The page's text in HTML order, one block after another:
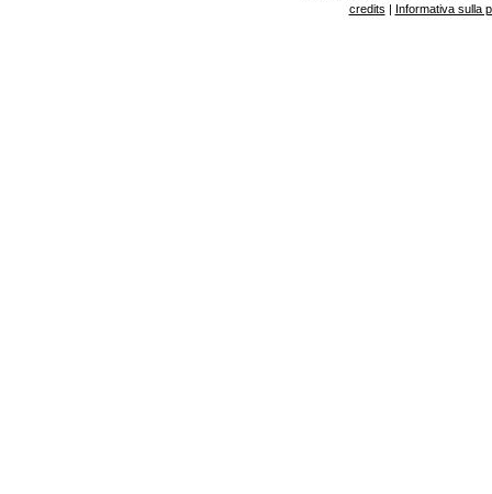
credits | Informativa sulla